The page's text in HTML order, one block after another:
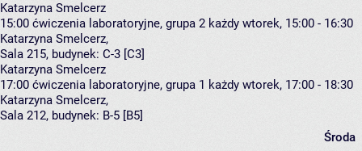
Katarzyna Smelcerz
15:00 ćwiczenia laboratoryjne, grupa 2 każdy wtorek, 15:00 - 16:30
Katarzyna Smelcerz,
Sala 215, budynek: C-3 [C3]
Katarzyna Smelcerz
17:00 ćwiczenia laboratoryjne, grupa 1 każdy wtorek, 17:00 - 18:30
Katarzyna Smelcerz,
Sala 212, budynek: B-5 [B5]
Środa